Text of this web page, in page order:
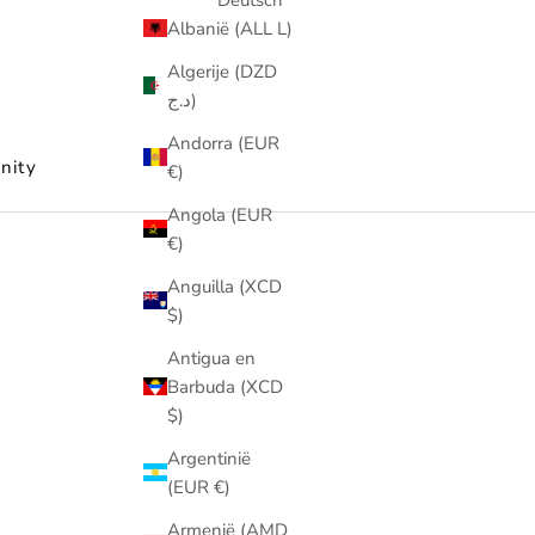
Albanië (ALL L)
Algerije (DZD
د.ج)
Andorra (EUR
€)
Angola (EUR
€)
Anguilla (XCD
$)
Antigua en
Barbuda (XCD
$)
Argentinië
(EUR €)
Armenië (AMD